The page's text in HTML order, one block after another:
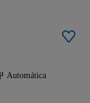
Automática